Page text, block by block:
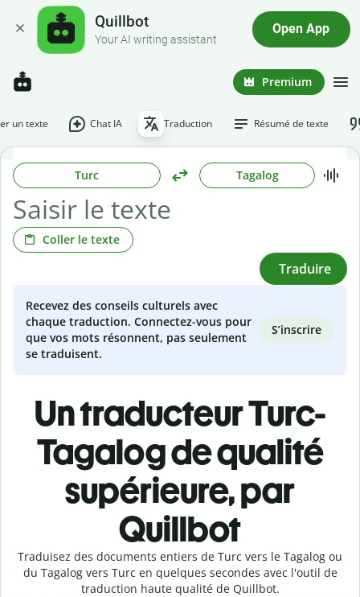
Quillbot
Your AI writing assistant
Open App
Premium
un texte Chat IA Traduction Résumé de texte
Turc Tagalog
Coller le texte
Traduire
Recevez des conseils culturels avec
chaque traduction. Connectez-vous pour
que vos mots résonnent, pas seulement
se traduisent.
S’inscrire
Un traducteur Turc-
Tagalog de qualité
supérieure, par
Quillbot
Traduisez des documents entiers de Turc vers le Tagalog ou
du Tagalog vers Turc en quelques secondes avec l'outil de
traduction haute qualité de Quillbot.